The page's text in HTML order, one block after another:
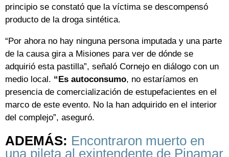
principio se constató que la víctima se descompensó
producto de la droga sintética.
“Por ahora no hay ninguna persona imputada y una parte
de la causa gira a Misiones para ver de dónde se
adquirió esta pastilla”, señaló Cornejo en diálogo con un
medio local. “Es autoconsumo, no estaríamos en
presencia de comercialización de estupefacientes en el
marco de este evento. No la han adquirido en el interior
del complejo”, aseguró.
ADEMÁS: Encontraron muerto en
una pileta al exintendente de Pinamar